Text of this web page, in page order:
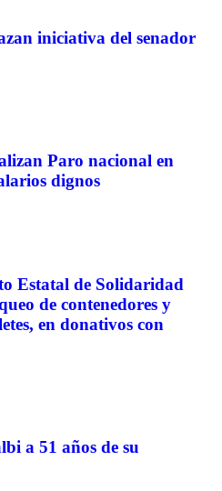
iniciativa del senador
Paro nacional en
dignos
Estatal de Solidaridad
de contenedores y
en donativos con
a 51 años de su